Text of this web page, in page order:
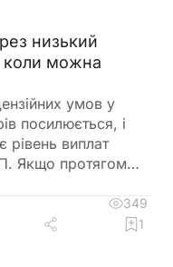
низький
коли можна
умов у
посилюється, і
рівень виплат
Якщо протягом
ДПС має
Важливо, що такі
349
1